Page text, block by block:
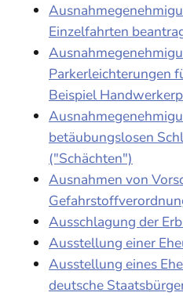
Einzelfahrten
Parkerleichterungen
Beispiel
betäubungslosen
("Schächten")
Ausnahmen von
Ausschlagung der
Ausstellung einer
Ausstellung eines
deutsche